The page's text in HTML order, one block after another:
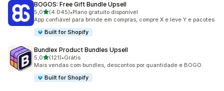
BOGOS: Free Gift Bundle Upsell
5,0de 5 estrelas
(4.045)
4045 avaliações ao todo
•Plano gratuito disponível
App confiável para brinde em compras, compre X e leve Y e pacotes
Built for Shopify
Bundlex Product Bundles Upsell
5,0de 5 estrelas
(121)
121 avaliações ao todo
•Grátis
Mais vendas com bundles, descontos por quantidade e BOGO
Built for Shopify